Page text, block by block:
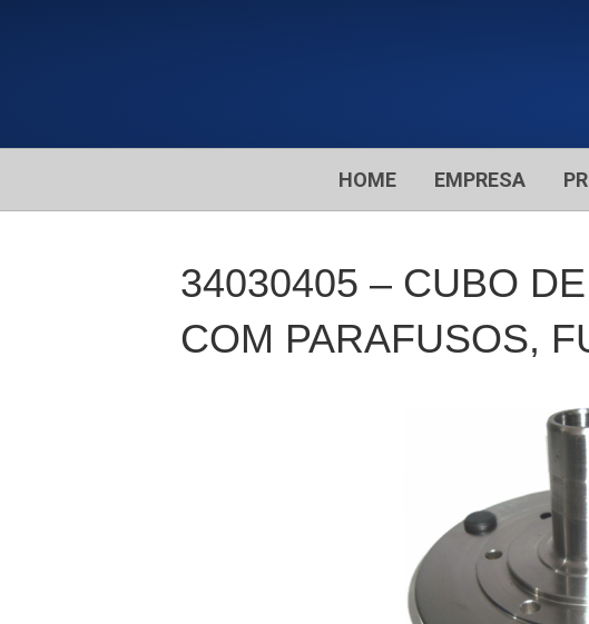
HOME EMPRESA
34030405 – CUBO
COM PARAFUSOS,